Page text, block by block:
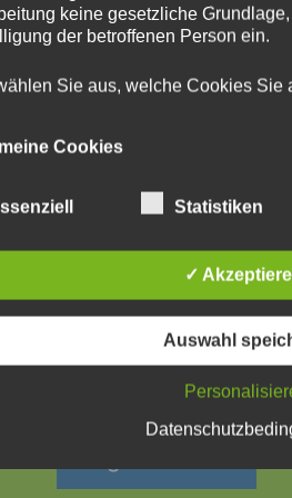
keine gesetzliche
der betroffenen Person ein.
Sie aus, welche Cookies Sie
Cookies
Cookies zählen zu
Statistiken
✓
Auswahl